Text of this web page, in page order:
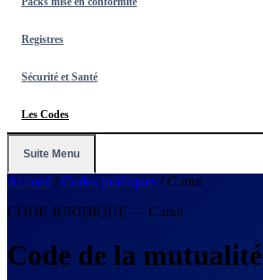
Registres
Sécurité et Santé
Les Codes
Suite Menu
Accueil / Codes juridiques / C.mut
CODE JURIDIQUE — C.mut
Code de la mutualité